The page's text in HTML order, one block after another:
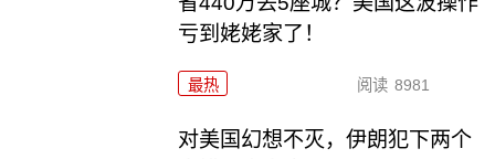
亏到姥姥家了！
最热 阅读 8981
对美国幻想不灭，伊朗犯下两个